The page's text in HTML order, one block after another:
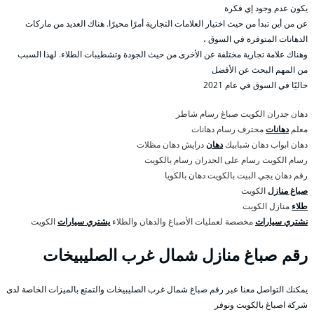
يكون عدم وجود إي فكرة
عن من أين تبدأ من حيث اختيار العلامات التجارية أمرًا محيرًا. هناك العديد من ماركات
الدهانات المتوفرة في السوق ،
وهناك علامة تجارية مختلفة عن الأخرى من حيث الجودة وتشطيبات الطلاء. لهذا السبب
من المهم البحث عن الأفضل
حاليًا في السوق في عام 2021
دهان جدران الكويت صباغ رسام شاطر
معلمدهاناتمحترف رسام دهانات
دهان ابواب دهان شبابيكدهاندرايش دهان مظلات
رسام الكويت رسام على الجدران رسام بالكويت
رقم دهان يجي البيت بالكويت دهان بالكويا
صباغ منازلالكويت
طلاء منازل الكويت
نشتري سياراتمخصصة لعمليات الأصباغ والدهان والطلاءيشتري سياراتالكويت
رقم صباغ منازل شمال غرب الصليبيخات
يمكنك التواصل معنا عبر رقم صباغ شمال غرب الصليبيخات والتمتع بالميزات الخاصة لدى
شركة اصباغ بالكويت ونوفر